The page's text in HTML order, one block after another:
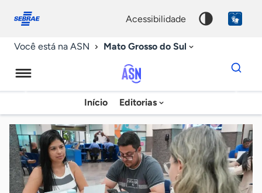
conosco
acessibilidade
Você está na ASN Mato Grosso do Sul
Agência
Sebrae
de
Notícias
Início Editorias
Dados
para
chave